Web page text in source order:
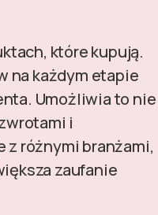
które kupują.
na każdym etapie
Umożliwia to nie
i
z różnymi branżami,
zaufanie